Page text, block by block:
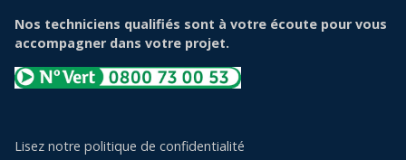
Nos techniciens qualifiés sont à votre écoute pour vous
accompagner dans votre projet.
Lisez notre politique de confidentialité